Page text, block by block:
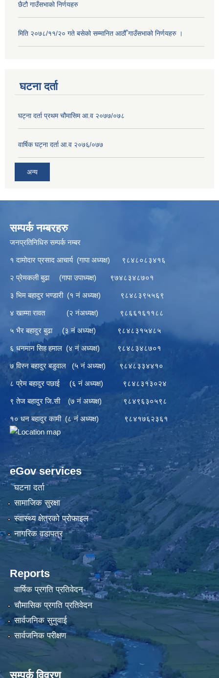
छैटौ गाउँसभाको निर्णयहरु
मिति २०७८/११/२० गते बसेको सम्मानित आठौँ गाउँसभाको निर्णयहरु ।
घटना दर्ता
घट्ना दर्ता प्रथम चौमासिम आ.व २०७७/०७८
वार्षिक घट्ना दर्ता आ.व २०७६/०७७
अन्य
सम्पर्क नम्बरहरु
जनप्रतिनिधिरु सम्पर्क नम्बर
१ दामोदार प्रसाद आचार्य (गापा अध्यक्ष) ९८४८०८३४१६
२ प्रेमकली बुढा (गापा उपाध्यक्ष) ९७४८३४८७०१
३ भिम बहादुर भण्डारी (१ नं अध्यक्ष) ९८४८३९५५६९
४ खाम्मा रावत (२ नंअध्यक्ष) ९८६६१६११८८
५ भैर बहादुर बुढा (३ नं अध्यक्ष) ९८४८३१५४८५
६ धनमान सिह हमाल (४ नं अध्यक्ष) ९८४८३४८७०१
७ विस्न बहादुर बडुवाल (५ नं अध्यक्ष) ९८४८३३४४१०
८ प्रेम बहादुर पछाई (६ नं अध्यक्ष) ९८४८३१३०२४
९ तेज बहादुर जि.सी (७ नं अध्यक्ष) ९८४९६३०५९८
१० धन बहादुर कामी (८ नं अध्यक्ष) ९८४१७६२३६१
eGov services
घटना दर्ता
सामाजिक सुरक्षा
स्वास्थ्य क्षेत्रको प्रोफाइल
नागरिक वडापत्र
Reports
वार्षिक प्रगति प्रतिवेदन
चौमासिक प्रगति प्रतिवेदन
सार्वजनिक सुनुवाई
सार्वजनिक परीक्षण
सम्पर्क विवरण